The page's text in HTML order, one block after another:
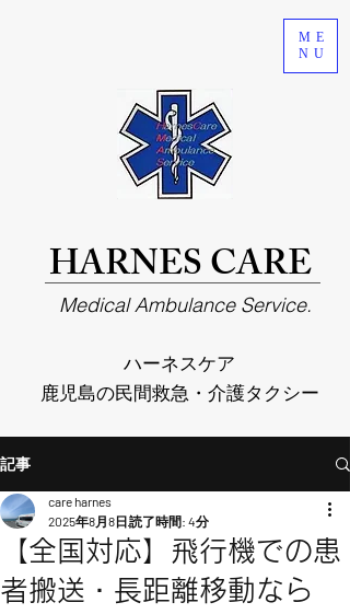
HARNES CARE
Medical Ambulance Service.
ハーネスケア
鹿児島の民間救急・介護タクシー
ME
NU
記事
【全国対応】飛行機での患
者搬送・長距離移動なら
care harnes
2025年8月8日読了時間: 4分